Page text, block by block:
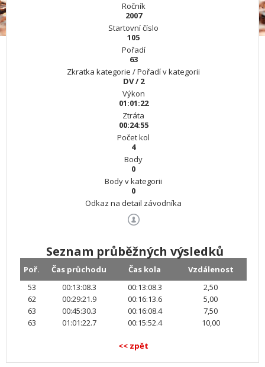
Ročník
2007
Startovní číslo
105
Pořadí
63
Zkratka kategorie / Pořadí v kategorii
DV / 2
Výkon
01:01:22
Ztráta
00:24:55
Počet kol
4
Body
0
Body v kategorii
0
Odkaz na detail závodníka
Seznam průběžných výsledků
Poř. Čas průchodu Čas kola
Vzdálenost
53
00:13:08.3 00:13:08.3
2,50
62
00:29:21.9 00:16:13.6
5,00
63
00:45:30.3 00:16:08.4
7,50
63
01:01:22.7 00:15:52.4 10,00
<< zpět